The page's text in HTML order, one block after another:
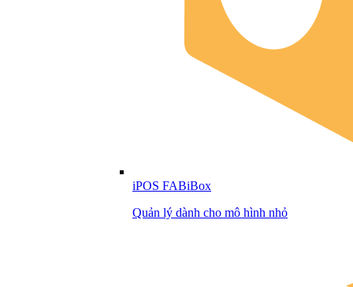
iPOS FABiBox
Quản lý dành cho mô hình nhỏ